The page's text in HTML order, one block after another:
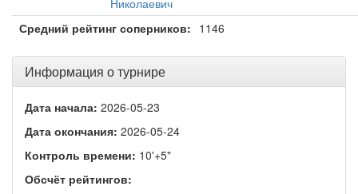
Николаевич
Средний рейтинг соперников: 1146
Информация о турнире
Дата начала: 2026-05-23
Дата окончания: 2026-05-24
Контроль времени: 10'+5"
Обсчёт рейтингов: